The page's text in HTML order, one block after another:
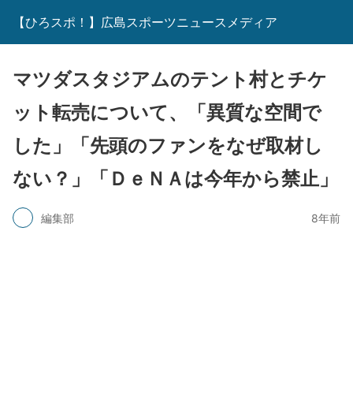
【ひろスポ！】広島スポーツニュースメディア
マツダスタジアムのテント村とチケ
ット転売について、「異質な空間で
した」「先頭のファンをなぜ取材し
ない？」「ＤｅＮＡは今年から禁止」
編集部 8年前